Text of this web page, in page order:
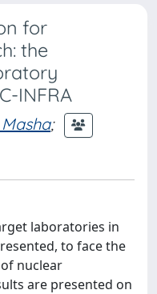
for
the
INFRA
Masha;
laboratories in
to face the
nuclear
are presented on